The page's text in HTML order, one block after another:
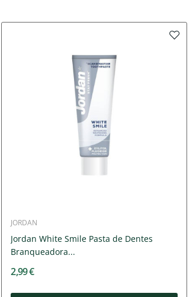
JORDAN
Jordan White Smile Pasta de Dentes
Branqueadora...
2,99 €